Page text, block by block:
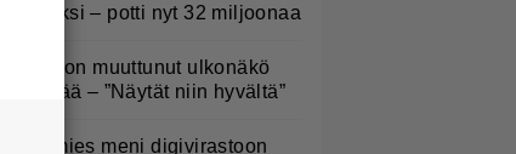
– potti nyt 32 miljoonaa
Harkimon muuttunut ulkonäkö
– ”Näytät niin hyvältä”
meni digivirastoon